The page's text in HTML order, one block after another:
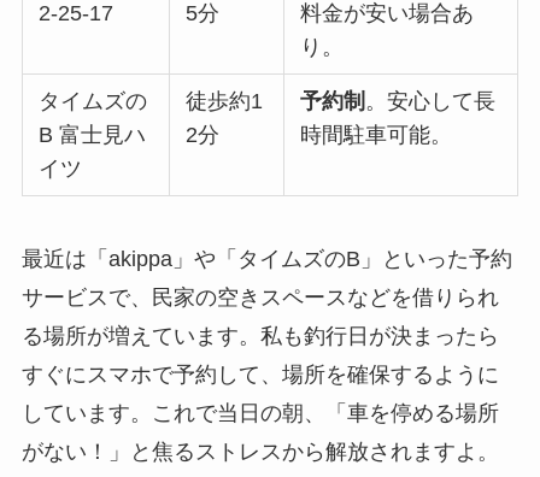
2-25-17
5分
料金が安い場合あ
り。
タイムズの
B 富士見ハ
イツ
徒歩約1
2分
予約制 。安心して長
時間駐車可能。
最近は「akippa」や「タイムズのB」といった予約
サービスで、民家の空きスペースなどを借りられ
る場所が増えています。私も釣行日が決まったら
すぐにスマホで予約して、場所を確保するように
しています。これで当日の朝、「車を停める場所
がない！」と焦るストレスから解放されますよ。